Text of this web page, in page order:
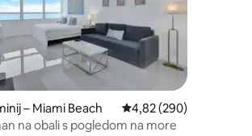
5, recenzija: 204
– Miami Beach Prosječna ocjena:
4,82 (290)
na obali s pogledom na more